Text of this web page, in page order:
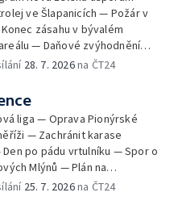
vojenského srubu
ve Šlapanicích — Požár v
zásahu v bývalém
— Daňové zvýhodnění
na magistrátu v Olomouci —
v první fotbalové lize —
bývalé věznice —
děti
28. 7. 2026na ČT24
liga — Oprava Pionýrské
— Zachránit karase
po pádu vrtulníku — Spor o
Mlýnů — Plán na
budovy — 52. ročník
25. 7. 2026na ČT24